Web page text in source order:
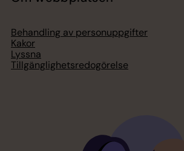
Behandling av personuppgifter
Kakor
Lyssna
Tillgänglighetsredogörelse